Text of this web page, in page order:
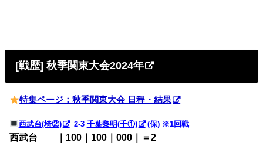
[戦歴] 秋季関東大会2024年
特集ページ：秋季関東大会 日程・結果
西武台(埼②) 2-3 千葉黎明(千①) (保) ※1回戦
西武台 ｜100｜100｜000｜＝2